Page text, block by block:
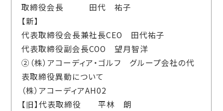
取締役会長 田代 祐子
【新】
代表取締役会長兼社長CEO 田代祐子
代表取締役副会長COO 望月智洋
②（株）アコーディア・ゴルフ グループ会社の代
表取締役異動について
（株）アコーディアAH02
【旧】代表取締役 平林 朗